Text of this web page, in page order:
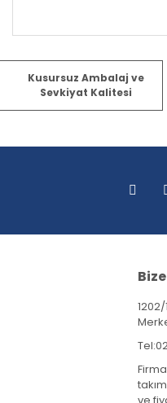
Kusursuz Ambalaj ve
Sevkiyat Kalitesi
Tel: